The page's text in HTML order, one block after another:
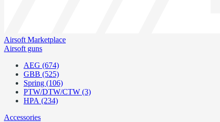
Airsoft Marketplace
Airsoft guns
AEG (674)
GBB (525)
Spring (106)
PTW/DTW/CTW (3)
HPA (234)
Accessories